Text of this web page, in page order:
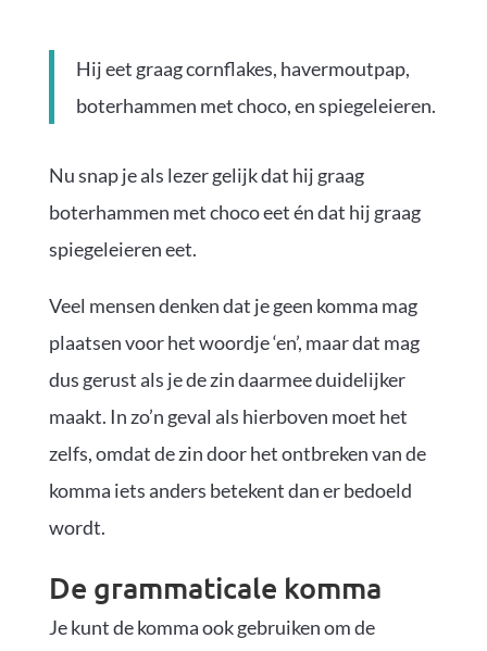
Hij eet graag cornflakes, havermoutpap,
boterhammen met choco, en spiegeleieren.
Nu snap je als lezer gelijk dat hij graag
boterhammen met choco eet én dat hij graag
spiegeleieren eet.
Veel mensen denken dat je geen komma mag
plaatsen voor het woordje ‘en’, maar dat mag
dus gerust als je de zin daarmee duidelijker
maakt. In zo’n geval als hierboven moet het
zelfs, omdat de zin door het ontbreken van de
komma iets anders betekent dan er bedoeld
wordt.
De grammaticale komma
Je kunt de komma ook gebruiken om de